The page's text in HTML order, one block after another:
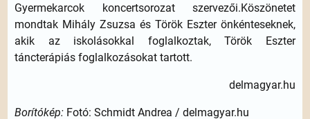
Gyermekarcok koncertsorozat szervezői.Köszönetet
mondtak Mihály Zsuzsa és Török Eszter önkénteseknek,
akik az iskolásokkal foglalkoztak, Török Eszter
táncterápiás foglalkozásokat tartott.
delmagyar.hu
Borítókép: Fotó: Schmidt Andrea / delmagyar.hu